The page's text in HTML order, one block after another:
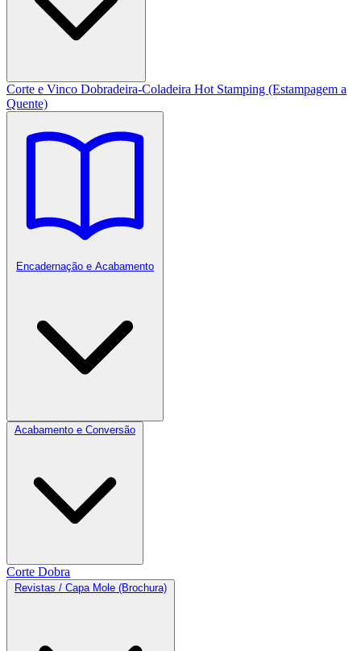
Corte e Vinco Dobradeira-Coladeira Hot Stamping (Estampagem a
Quente)
Encadernação e Acabamento
Acabamento e Conversão
Corte Dobra
Revistas / Capa Mole (Brochura)